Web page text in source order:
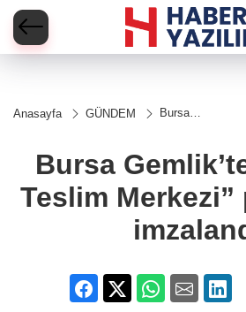
Anasayfa GÜNDEM
Bursa
Teslim
Merkezi”
imzalandı
Bursa
Teslim